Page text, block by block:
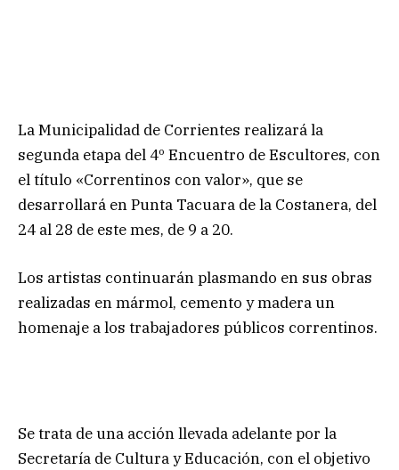
La Municipalidad de Corrientes realizará la
segunda etapa del 4º Encuentro de Escultores, con
el título «Correntinos con valor», que se
desarrollará en Punta Tacuara de la Costanera, del
24 al 28 de este mes, de 9 a 20.
Los artistas continuarán plasmando en sus obras
realizadas en mármol, cemento y madera un
homenaje a los trabajadores públicos correntinos.
Se trata de una acción llevada adelante por la
Secretaría de Cultura y Educación, con el objetivo